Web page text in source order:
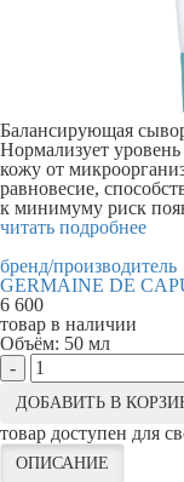
Балансирующая
Нормализует
кожу от
равновесие,
к минимуму риск
читать подробнее
бренд/производитель
GERMAINE DE
6 600
товар в наличии
Объём: 50 мл
-
ДОБАВИТЬ В
товар доступен для
ОПИСАНИЕ